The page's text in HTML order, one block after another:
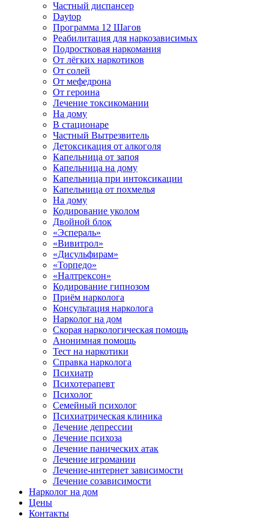
Частный диспансер
Daytop
Программа 12 Шагов
Реабилитация для наркозависимых
Подростковая наркомания
От лёгких наркотиков
От солей
От мефедрона
От героина
Лечение токсикомании
На дому
В стационаре
Частный Вытрезвитель
Детоксикация от алкоголя
Капельница от запоя
Капельница на дому
Капельница при интоксикации
Капельница от похмелья
На дому
Кодирование уколом
Двойной блок
«Эспераль»
«Вивитрол»
«Дисульфирам»
«Торпедо»
«Налтрексон»
Кодирование гипнозом
Приём нарколога
Консультация нарколога
Нарколог на дом
Скорая наркологическая помощь
Анонимная помощь
Тест на наркотики
Справка нарколога
Психиатр
Психотерапевт
Психолог
Семейный психолог
Психиатрическая клиника
Лечение депрессии
Лечение психоза
Лечение панических атак
Лечение игромании
Лечение-интернет зависимости
Лечение созависимости
Нарколог на дом
Цены
Контакты